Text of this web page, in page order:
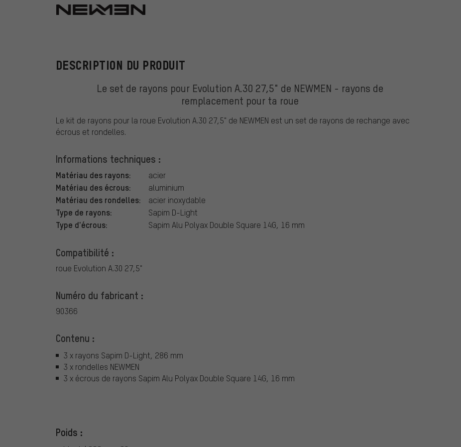
NEWMEN
DESCRIPTION DU PRODUIT
Le set de rayons pour Evolution A.30 27,5" de NEWMEN - rayons de
remplacement pour ta roue
Le kit de rayons pour la roue Evolution A.30 27,5" de NEWMEN est un set de rayons de rechange avec
écrous et rondelles.
Informations techniques :
Matériau des rayons: acier
Matériau des écrous: aluminium
Matériau des rondelles: acier inoxydable
Type de rayons: Sapim D-Light
Type d'écrous: Sapim Alu Polyax Double Square 14G, 16 mm
Compatibilité :
roue Evolution A.30 27,5"
Numéro du fabricant :
90366
Contenu :
3 x rayons Sapim D-Light, 286 mm
3 x rondelles NEWMEN
3 x écrous de rayons Sapim Alu Polyax Double Square 14G, 16 mm
Poids :